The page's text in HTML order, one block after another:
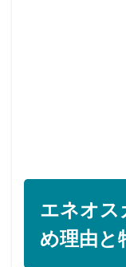
エネオス
め理由と